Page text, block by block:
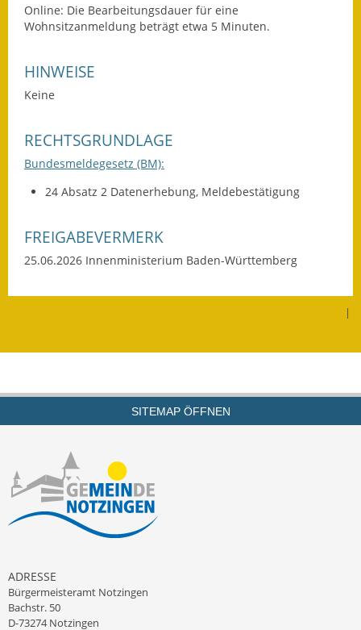
Grundsteuerreform
Heiraten in Notzingen
Mitarbeiter
Ortsrecht
Wahlen
Bauen und Wohnen
Online: Die Bearbeitungsdauer für eine
Wohnsitzanmeldung beträgt etwa 5 Minuten.
HINWEISE
Keine
RECHTSGRUNDLAGE
Bundesmeldegesetz (BM):
24 Absatz 2 Datenerhebung, Meldebestätigung
FREIGABEVERMERK
25.06.2026 Innenministerium Baden-Württemberg
|
SITEMAP ÖFFNEN
ADRESSE
Bürgermeisteramt Notzingen
Bachstr. 50
D-73274 Notzingen